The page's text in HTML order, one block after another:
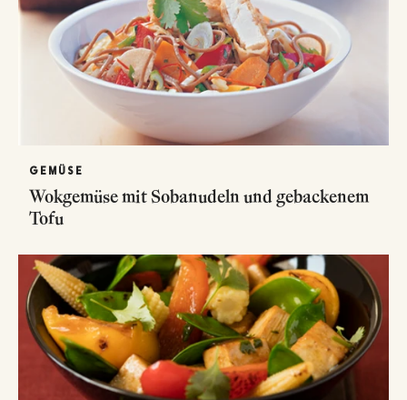
GEMÜSE
Wokgemüse mit Sobanudeln und gebackenem
Tofu